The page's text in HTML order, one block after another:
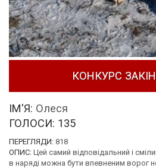
КОНКУРС
ІМ'Я: Олеся
ГОЛОСИ: 135
ПЕРЕГЛЯДИ: 818
ОПИС: Цей самий відповідальний і
в наряді можна бути впевненим ворог